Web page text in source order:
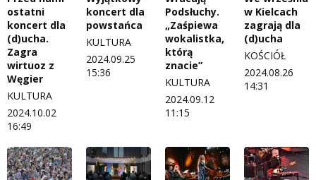
ostatni
koncert dla
(d)ucha.
Zagra
wirtuoz z
Węgier
KULTURA
2024.10.02
16:49
koncert dla
powstańca
KULTURA
2024.09.25
15:36
Podsłuchy.
„Zaśpiewa
wokalistka,
którą
znacie”
KULTURA
2024.09.12
11:15
w Kielcach
zagrają dla
(d)ucha
KOŚCIÓŁ
2024.08.26
14:31